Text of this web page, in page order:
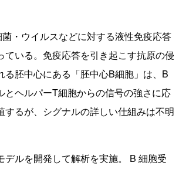
・ウイルスなどに対する液性免疫応答
ている。免疫応答を引き起こす抗原の侵
る胚中心にある「胚中心B細胞」は、B
とヘルパーT細胞からの信号の強さに応
するが、シグナルの詳しい仕組みは不明
デルを開発して解析を実施。 B 細胞受